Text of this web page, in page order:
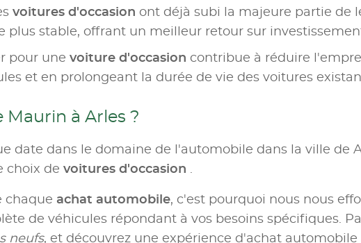
voitures d'occasion ont déjà subi la majeure partie de
plus stable, offrant un meilleur retour sur
pour une voiture d'occasion contribue à réduire
et en prolongeant la durée de vie des voitures
à Arles ?
date dans le domaine de l'automobile dans la ville de
choix de voitures d'occasion .
chaque achat automobile, c'est pourquoi nous nous
de véhicules répondant à vos besoins spécifiques.
neufs, et découvrez une expérience d'achat